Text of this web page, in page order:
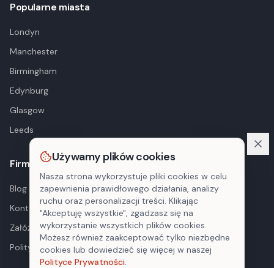
Popularne miasta
Londyn
Manchester
Birmingham
Edynburg
Glasgow
Leeds
Firma
Blog
Kontakt
Załóż konto
Polityka prywatności
Używamy plików cookies
Nasza strona wykorzystuje pliki cookies w celu
zapewnienia prawidłowego działania, analizy
ruchu oraz personalizacji treści. Klikając
"Akceptuję wszystkie", zgadzasz się na
wykorzystanie wszystkich plików cookies.
Możesz również zaakceptować tylko niezbędne
cookies lub dowiedzieć się więcej w naszej
Polityce Prywatności.